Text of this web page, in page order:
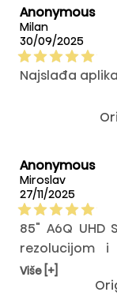
Anonymous
Milan
30/09/2025
Najslađa
Anonymous
Miroslav
27/11/2025
85" A6Q
rezolucijom i
sportskih
što cijenim.
Više [+]